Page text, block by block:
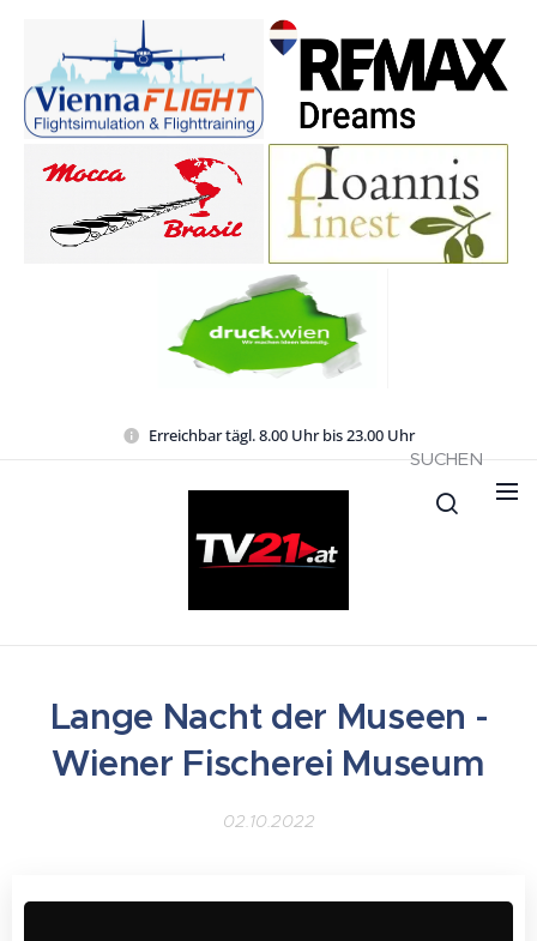
Erreichbar tägl. 8.00 Uhr bis 23.00 Uhr
SUCHEN
Lange Nacht der Museen -
Wiener Fischerei Museum
02.10.2022